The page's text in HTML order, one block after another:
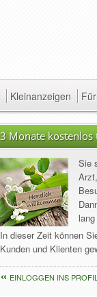
Kleinanzeigen
3 Monate kostenlos
Sie
In dieser Zeit können
Kunden und Klienten
EINLOGGEN INS PROFIL